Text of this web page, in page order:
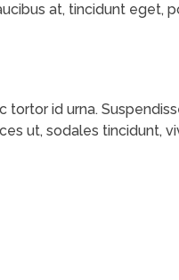
at, tincidunt eget,
tortor id urna.
ut, sodales tincidunt,